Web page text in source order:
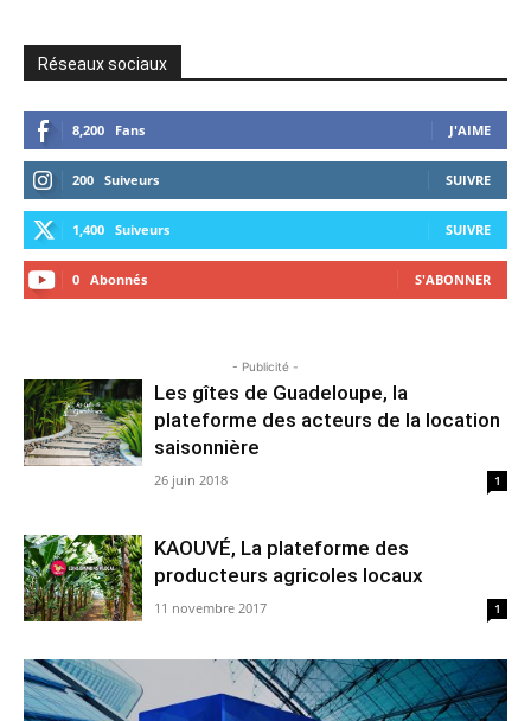
Réseaux sociaux
8,200 Fans J'AIME
200 Suiveurs SUIVRE
1,400 Suiveurs SUIVRE
0 Abonnés S'ABONNER
- Publicité -
Les gîtes de Guadeloupe, la
plateforme des acteurs de la location
saisonnière
26 juin 2018 1
KAOUVÉ, La plateforme des
producteurs agricoles locaux
11 novembre 2017 1